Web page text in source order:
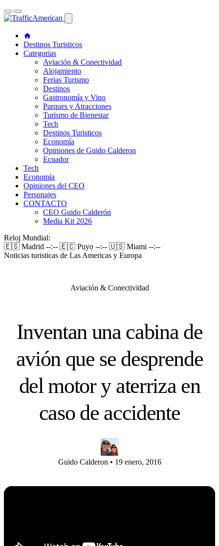
Destinos Turisticos
Categorias
Aviación & Conectividad
Alojamiento
Ferias Turismo
Destinos
Gastronomía y Vino
Parques y Atracciones
Turismo de Bienestar
Tech
Destinos Turisticos
Economía
Opiniones de Guido Calderon
Ecuador
Tech
Economía
Opiniones del CEO
Personajes
CONTACTO
CEO Guido Calderón
Media Kit 2026
Reloj Mundial:
🇪🇸 Madrid --:-- 🇪🇨 Puyo --:-- 🇺🇸 Miami --:--
Noticias turisticas de Las Americas y Europa
Aviación & Conectividad
Inventan una cabina de
avión que se desprende
del motor y aterriza en
caso de accidente
Guido Calderon • 19 enero, 2016